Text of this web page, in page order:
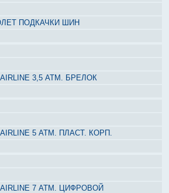
ПОДКАЧКИ ШИН
3,5 АТМ. БРЕЛОК
5 АТМ. ПЛАСТ. КОРП.
7 АТМ. ЦИФРОВОЙ